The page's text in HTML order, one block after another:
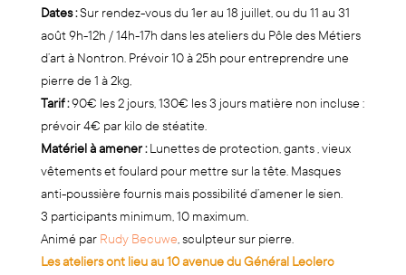
Dates :Sur rendez-vous du 1er au 18 juillet, ou du 11 au 31
août 9h-12h / 14h-17h dans les ateliers du Pôle des Métiers
d’art à Nontron. Prévoir 10 à 25h pour entreprendre une
pierre de 1 à 2kg, ​
Tarif :90€ les 2 jours, 130€ les 3 jours matière non incluse :
prévoir 4€ par kilo de stéatite.
Matériel à amener :Lunettes de protection, gants , vieux
vêtements et foulard pour mettre sur la tête. Masques
anti-poussière fournis mais possibilité d’amener le sien.
3 participants minimum, 10 maximum.
Animé par Rudy Becuwe, sculpteur sur pierre.
Les ateliers ont lieu au 10 avenue du Général Leclerc